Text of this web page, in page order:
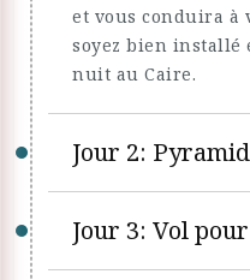
et vous conduira à
soyez bien installé
nuit au Caire.
Jour 2:
Jour 3: Vol